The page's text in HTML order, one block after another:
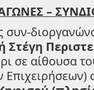
–
συν-
Στέγη
σε αίθουσα
Επιχειρήσεων)